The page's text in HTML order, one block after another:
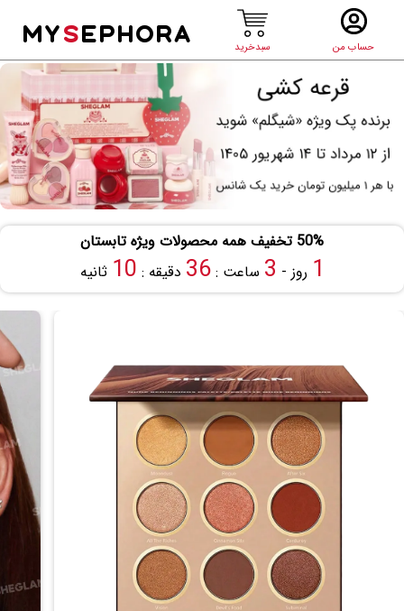
حساب من سبدخرید
MYSEPHORA
50% تخفیف همه محصولات ویژه تابستان
1روز -3ساعت :36دقیقه :9 ثانیه